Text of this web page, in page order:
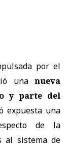
por el
una nueva
y parte del
expuesta una
de la
al sistema de